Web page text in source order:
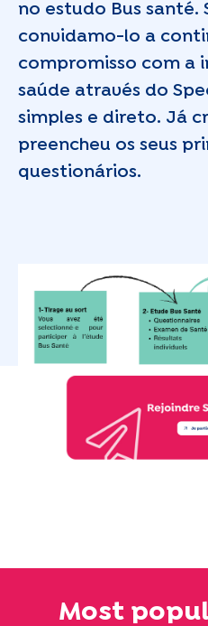
no estudo Bus santé.
convidamo-lo a
compromisso com a
saúde através do
simples e direto. Já
preencheu os seus
questionários.
Most